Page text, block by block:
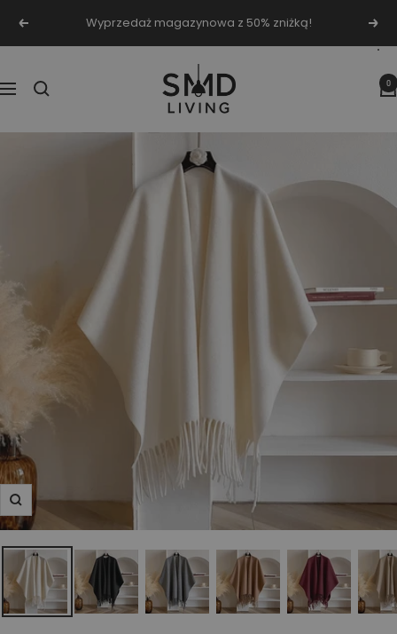
Poprzednie Wyprzedaż magazynowa z 50% zniżką!
Nawigacja
SMD
Living
0
Powiększ